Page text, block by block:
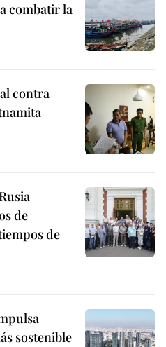
combatir la
contra
de
de
sostenible